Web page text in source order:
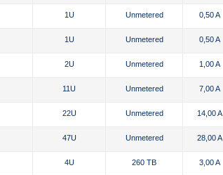
1U Unmetered 0,50 A
1U Unmetered 0,50 A
2U Unmetered 1,00 A
11U Unmetered 7,00 A
22U Unmetered 14,00 A
47U Unmetered 28,00 A
4U 260 TB 3,00 A